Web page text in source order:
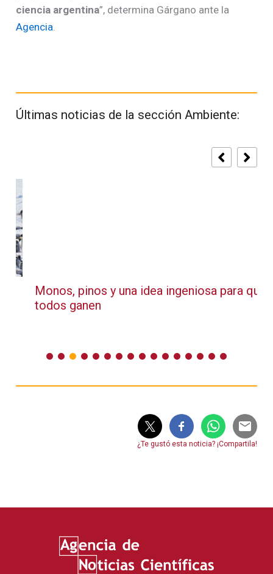
ciencia argentina”, determina Gárgano ante la
Agencia.
Últimas noticias de la sección Ambiente:
Monos, pinos y una idea ingeniosa para que
todos ganen
¿Te gustó esta noticia? ¡Compartila!